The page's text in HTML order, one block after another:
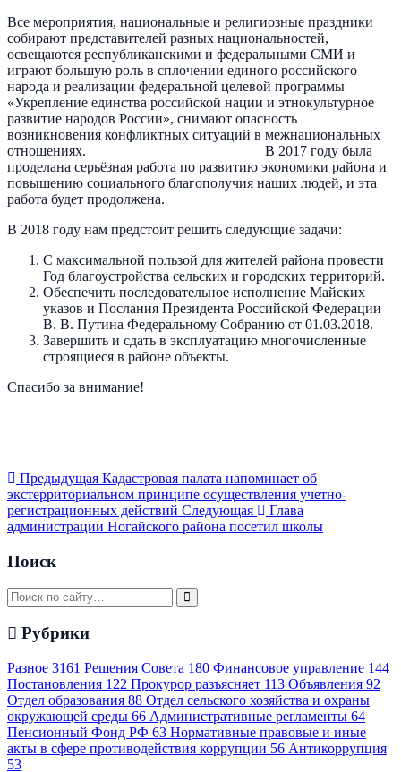
Все мероприятия, национальные и религиозные праздники
собирают представителей разных национальностей,
освещаются республиканскими и федеральными СМИ и
играют большую роль в сплочении единого российского
народа и реализации федеральной целевой программы
«Укрепление единства российской нации и этнокультурное
развитие народов России», снимают опасность
возникновения конфликтных ситуаций в межнациональных
отношениях. В 2017 году была
проделана серьёзная работа по развитию экономики района и
повышению социального благополучия наших людей, и эта
работа будет продолжена.
В 2018 году нам предстоит решить следующие задачи:
С максимальной пользой для жителей района провести
Год благоустройства сельских и городских территорий.
Обеспечить последовательное исполнение Майских
указов и Послания Президента Российской Федерации
В. В. Путина Федеральному Собранию от 01.03.2018.
Завершить и сдать в эксплуатацию многочисленные
строящиеся в районе объекты.
Спасибо за внимание!
Предыдущая Кадастровая палата напоминает об
экстерриториальном принципе осуществления учетно-
регистрационных действий Следующая
Глава
администрации Ногайского района посетил школы
Поиск
Рубрики
Разное 3161 Решения Совета 180 Финансовое управление 144
Постановления 122 Прокурор разъясняет 113 Объявления 92
Отдел образования 88 Отдел сельского хозяйства и охраны
окружающей среды 66 Административные регламенты 64
Пенсионный Фонд РФ 63 Нормативные правовые и иные
акты в сфере противодействия коррупции 56 Антикоррупция
53